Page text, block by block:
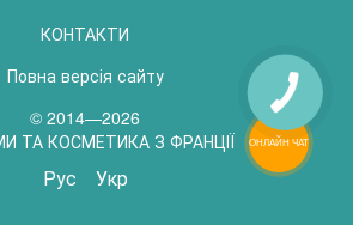
КОНТАКТИ
Повна версія сайту
© 2014—2026
ТА КОСМЕТИКА З ФРАНЦІЇ
Рус Укр
ОНЛАЙН ЧАТ